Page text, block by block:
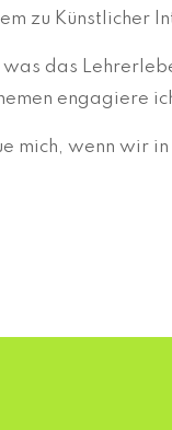
zu Künstlicher
was das
engagiere
mich, wenn wir in